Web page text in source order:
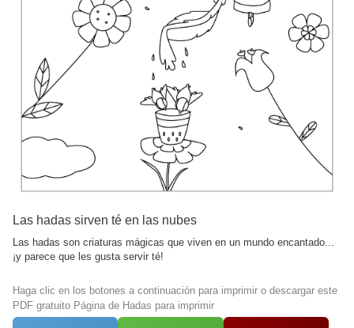
Las hadas sirven té en las nubes
Las hadas son criaturas mágicas que viven en un mundo encantado...
¡y parece que les gusta servir té!
Haga clic en los botones a continuación para imprimir o descargar este
PDF gratuito Página de Hadas para imprimir